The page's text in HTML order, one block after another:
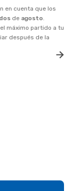
en cuenta que los
de agosto.
máximo partido a tu
después de la